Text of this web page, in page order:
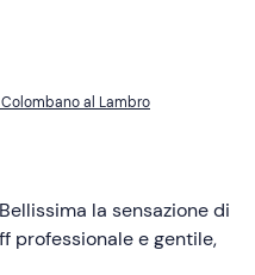
al Lambro
la sensazione di
professionale e gentile,